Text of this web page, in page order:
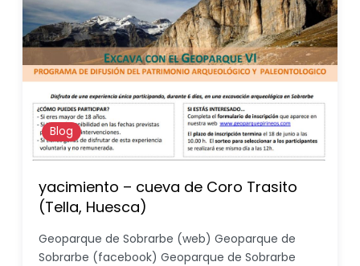
Blog
yacimiento – cueva de Coro Trasito
(Tella, Huesca)
Geoparque de Sobrarbe (web) Geoparque de
Sobrarbe (facebook) Geoparque de Sobrarbe